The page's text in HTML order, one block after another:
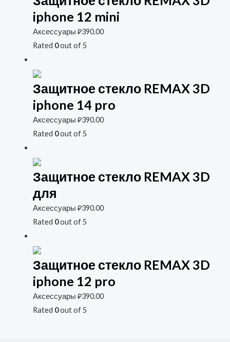
iphone 12 mini
Аксессуары ₽390.00
Rated 0out of 5
Защитное стекло REMAX 3D
iphone 14 pro
Аксессуары ₽390.00
Rated 0out of 5
Защитное стекло REMAX 3D
для
Аксессуары ₽390.00
Rated 0out of 5
Защитное стекло REMAX 3D
iphone 12 pro
Аксессуары ₽390.00
Rated 0out of 5